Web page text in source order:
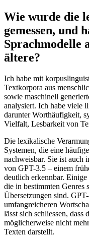
Wie wurde die
gemessen, und
Sprachmodelle
ältere?
Ich habe mit
Textkorpora aus
sowie maschinell
analysiert. Ich habe viele
darunter Worthäufigkeit,
Vielfalt, Lesbarkeit von
Die lexikalische
Systemen, die eine
nachweisbar. Sie ist auch
von GPT-3.5 – einem
deutlich erkennbar.
die in bestimmten Genres
Übersetzungen sind.
umfangreicheren
lässt sich schliessen,
möglicherweise nicht
Texten darstellt.